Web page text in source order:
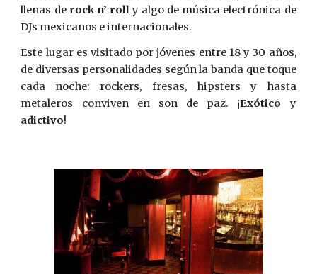
llenas de rock n’ rolly algo de música electrónica de
DJs mexicanos e internacionales.
Este lugar es visitado por jóvenes entre 18 y 30 años,
de diversas personalidades según la banda que toque
cada noche: rockers, fresas, hipsters y hasta
metaleros conviven en son de paz. ¡Exótico y
adictivo!